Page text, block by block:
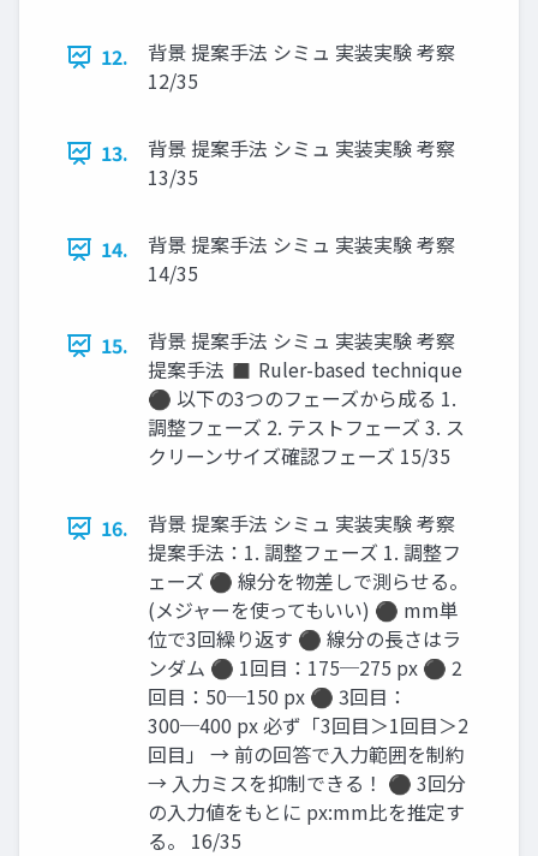
12.
背景 提案手法 シミュ 実装実験 考察
12/35
13.
背景 提案手法 シミュ 実装実験 考察
13/35
14.
背景 提案手法 シミュ 実装実験 考察
14/35
15.
背景 提案手法 シミュ 実装実験 考察
提案手法 ◼ Ruler-based technique
⚫ 以下の3つのフェーズから成る 1.
調整フェーズ 2. テストフェーズ 3. ス
クリーンサイズ確認フェーズ 15/35
16.
背景 提案手法 シミュ 実装実験 考察
提案手法：1. 調整フェーズ 1. 調整フ
ェーズ ⚫ 線分を物差しで測らせる。
(メジャーを使ってもいい) ⚫ mm単
位で3回繰り返す ⚫ 線分の長さはラ
ンダム ⚫ 1回目：175─275 px ⚫ 2
回目：50─150 px ⚫ 3回目：
300─400 px 必ず「3回目＞1回目＞2
回目」 → 前の回答で入力範囲を制約
→ 入力ミスを抑制できる！ ⚫ 3回分
の入力値をもとに px:mm比を推定す
る。 16/35